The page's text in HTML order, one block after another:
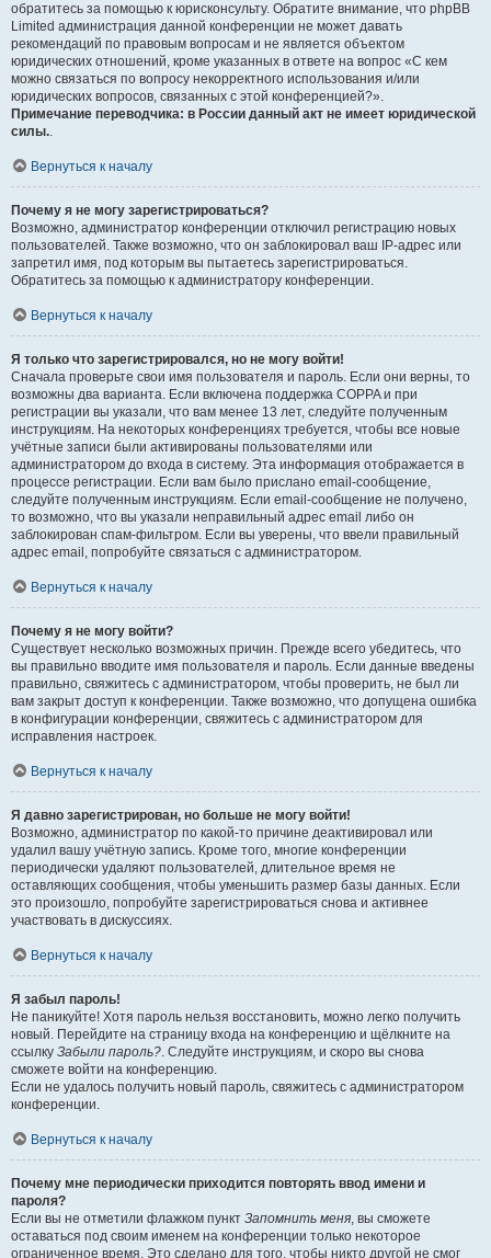
обратитесь за помощью к юрисконсульту. Обратите внимание, что phpBB
Limited администрация данной конференции не может давать
рекомендаций по правовым вопросам и не является объектом
юридических отношений, кроме указанных в ответе на вопрос «С кем
можно связаться по вопросу некорректного использования и/или
юридических вопросов, связанных с этой конференцией?».
Примечание переводчика: в России данный акт не имеет юридической
силы..
Вернуться к началу
Почему я не могу зарегистрироваться?
Возможно, администратор конференции отключил регистрацию новых
пользователей. Также возможно, что он заблокировал ваш IP-адрес или
запретил имя, под которым вы пытаетесь зарегистрироваться.
Обратитесь за помощью к администратору конференции.
Вернуться к началу
Я только что зарегистрировался, но не могу войти!
Сначала проверьте свои имя пользователя и пароль. Если они верны, то
возможны два варианта. Если включена поддержка COPPA и при
регистрации вы указали, что вам менее 13 лет, следуйте полученным
инструкциям. На некоторых конференциях требуется, чтобы все новые
учётные записи были активированы пользователями или
администратором до входа в систему. Эта информация отображается в
процессе регистрации. Если вам было прислано email-сообщение,
следуйте полученным инструкциям. Если email-сообщение не получено,
то возможно, что вы указали неправильный адрес email либо он
заблокирован спам-фильтром. Если вы уверены, что ввели правильный
адрес email, попробуйте связаться с администратором.
Вернуться к началу
Почему я не могу войти?
Существует несколько возможных причин. Прежде всего убедитесь, что
вы правильно вводите имя пользователя и пароль. Если данные введены
правильно, свяжитесь с администратором, чтобы проверить, не был ли
вам закрыт доступ к конференции. Также возможно, что допущена ошибка
в конфигурации конференции, свяжитесь с администратором для
исправления настроек.
Вернуться к началу
Я давно зарегистрирован, но больше не могу войти!
Возможно, администратор по какой-то причине деактивировал или
удалил вашу учётную запись. Кроме того, многие конференции
периодически удаляют пользователей, длительное время не
оставляющих сообщения, чтобы уменьшить размер базы данных. Если
это произошло, попробуйте зарегистрироваться снова и активнее
участвовать в дискуссиях.
Вернуться к началу
Я забыл пароль!
Не паникуйте! Хотя пароль нельзя восстановить, можно легко получить
новый. Перейдите на страницу входа на конференцию и щёлкните на
ссылку Забыли пароль?. Следуйте инструкциям, и скоро вы снова
сможете войти на конференцию.
Если не удалось получить новый пароль, свяжитесь с администратором
конференции.
Вернуться к началу
Почему мне периодически приходится повторять ввод имени и
пароля?
Если вы не отметили флажком пункт Запомнить меня, вы сможете
оставаться под своим именем на конференции только некоторое
ограниченное время. Это сделано для того, чтобы никто другой не смог